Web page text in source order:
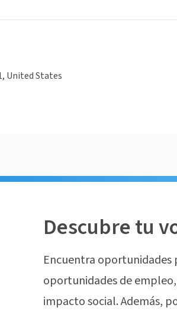
United States
Descubre tu
Encuentra oportunidades
oportunidades de
impacto social. Además,